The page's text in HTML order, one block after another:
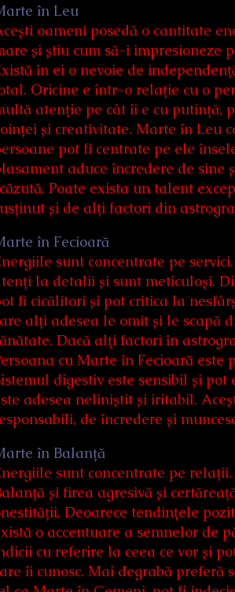
în Leu
oameni posedă o cantitate
și știu cum să-i impresioneze
în ei o nevoie de
Oricine e într-o relație cu o
atenție pe cât îi e cu putință,
și creativitate. Marte în Leu
pot fi centrate pe ele
aduce încredere de sine
Poate exista un talent
și de alți factori din
în Fecioară
sunt concentrate pe
la detalii și sunt meticuloși.
fi cicălitori și pot critica la
alți adesea le omit și le scapă
Dacă alți factori în
cu Marte în Fecioară este
digestiv este sensibil și
adesea neliniștit și iritabil.
de încredere și
în Balanță
sunt concentrate pe
și firea agresivă și
Deoarece tendințele
o accentuare a semnelor de
cu referire la ceea ce vor și
îi cunosc. Mai degrabă preferă